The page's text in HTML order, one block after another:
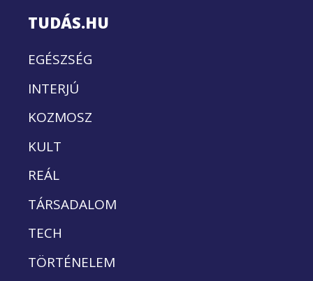
TUDÁS.HU
EGÉSZSÉG
INTERJÚ
KOZMOSZ
KULT
REÁL
TÁRSADALOM
TECH
TÖRTÉNELEM